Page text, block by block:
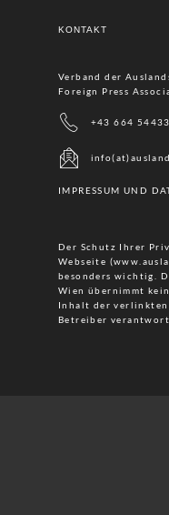
KONTAKT
Verband der
Foreign Press
+43 664
IMPRESSUM UND
Der Schutz Ihrer
Webseite
besonders wichtig.
Wien übernimmt
Inhalt der verlinkten
Betreiber